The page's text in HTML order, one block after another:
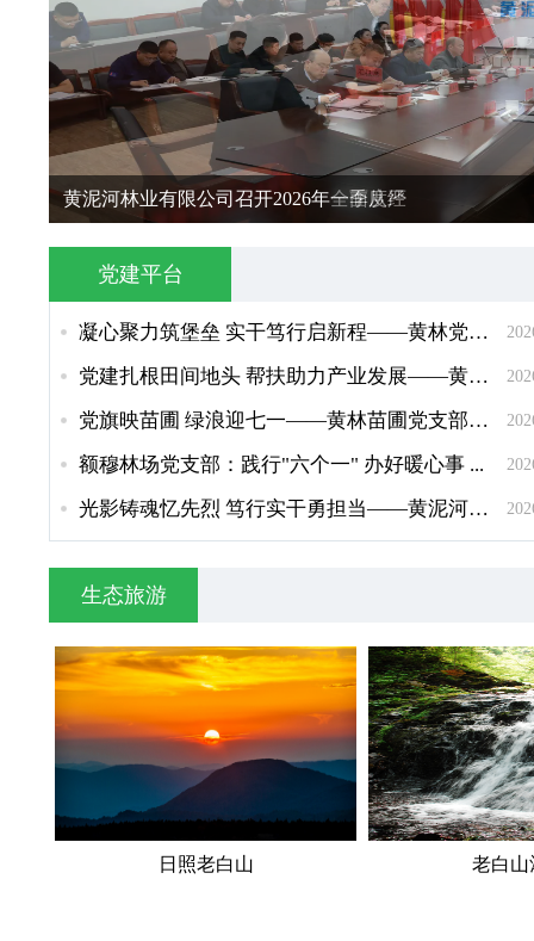
黄泥河林业有限公司召开2026年一季度经
黄泥河林业有限公司召开2026年全面从严
党建平台
凝心聚力筑堡垒 实干笃行启新程——黄林党委开展庆祝中国共产党成...
党建扎根田间地头 帮扶助力产业发展——黄林西北岔林场党支部开展“...
党旗映苗圃 绿浪迎七一——黄林苗圃党支部以实干担当筑牢生态根基...
额穆林场党支部：践行"六个一" 办好暖心事 ...
光影铸魂忆先烈 笃行实干勇担当——黄泥河林业有限公司机关党委开展...
生态旅游
日照老白山 老白山